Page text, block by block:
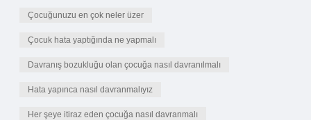
Çocuğunuzu en çok neler üzer
Çocuk hata yaptığında ne yapmalı
Davranış bozukluğu olan çocuğa nasıl davranılmalı
Hata yapınca nasıl davranmalıyız
Her şeye itiraz eden çocuğa nasıl davranmalı